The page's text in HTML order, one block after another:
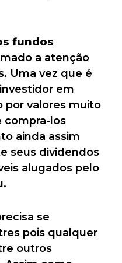
fundos
a atenção
Uma vez que é
em
por valores muito
compra-los
ainda assim
seus dividendos
alugados pelo
se
pois qualquer
outros